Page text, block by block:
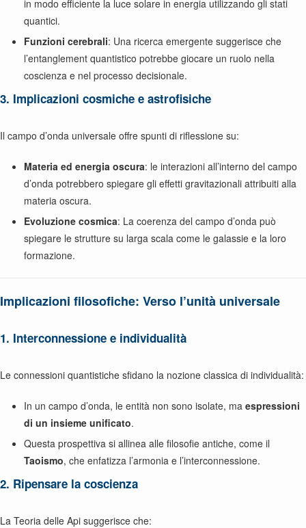
in modo efficiente la luce solare in energia utilizzando gli stati
quantici.
Funzioni cerebrali: Una ricerca emergente suggerisce che
l’entanglement quantistico potrebbe giocare un ruolo nella
coscienza e nel processo decisionale.
3. Implicazioni cosmiche e astrofisiche
Il campo d’onda universale offre spunti di riflessione su:
Materia ed energia oscura: le interazioni all’interno del campo
d’onda potrebbero spiegare gli effetti gravitazionali attribuiti alla
materia oscura.
Evoluzione cosmica: La coerenza del campo d’onda può
spiegare le strutture su larga scala come le galassie e la loro
formazione.
Implicazioni filosofiche: Verso l’unità universale
1. Interconnessione e individualità
Le connessioni quantistiche sfidano la nozione classica di individualità:
In un campo d’onda, le entità non sono isolate, ma espressioni
di un insieme unificato.
Questa prospettiva si allinea alle filosofie antiche, come il
Taoismo, che enfatizza l’armonia e l’interconnessione.
2. Ripensare la coscienza
La Teoria delle Api suggerisce che: